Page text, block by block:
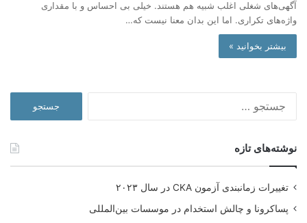
آگهی‌های شغلی اغلب شبیه هم هستند. خیلی بی احساس و با مقداری
واژه‌های تکراری. اما این بدان معنا نیست که…
بیشتر بخوانید »
نوشته‌های تازه
تغییرات زمانبندی آزمون CKA در سال ۲۰۲۳
پساکرونا و چالش استخدام در موسسات بین‌المللی